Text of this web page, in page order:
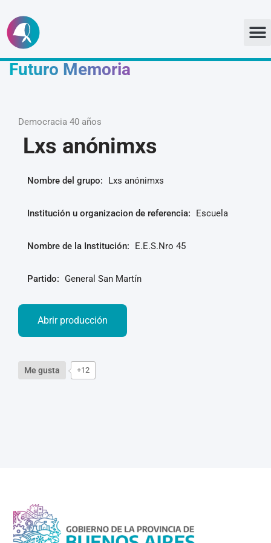
Ir
al
contenido
Futuro Memoria
Democracia 40 años
Lxs anónimxs
Nombre del grupo: Lxs anónimxs
Institución u organizacion de referencia: Escuela
Nombre de la Institución: E.E.S.Nro 45
Partido: General San Martín
Abrir producción
Me gusta +12